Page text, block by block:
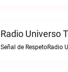
Radio Universo
Señal de RespetoRadio